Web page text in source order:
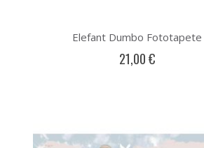
Elefant Dumbo Fototapete
21,00 €